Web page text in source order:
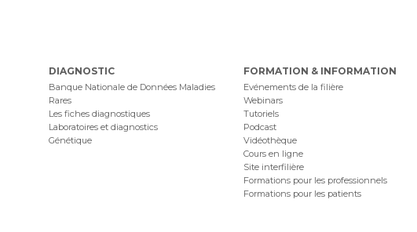
DIAGNOSTIC
Banque Nationale de Données Maladies
Rares
Les fiches diagnostiques
Laboratoires et diagnostics
Génétique
FORMATION & INFORMATION
Evénements de la filière
Webinars
Tutoriels
Podcast
Vidéothèque
Cours en ligne
Site interfilière
Formations pour les professionnels
Formations pour les patients